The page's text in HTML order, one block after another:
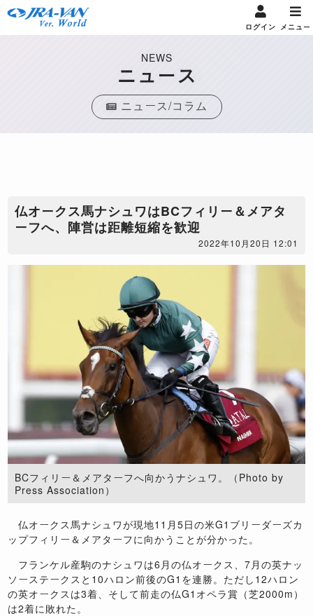
ログイン メニュー
NEWS
ニュース
ニュース/コラム
仏オークス馬ナシュワはBCフィリー＆メアタ
ーフへ、陣営は距離短縮を歓迎
2022年10月20日 12:01
BCフィリー＆メアターフへ向かうナシュワ。（Photo by
Press Association）
仏オークス馬ナシュワが現地11月5日の米G1ブリーダーズカ
ップフィリー＆メアターフに向かうことが分かった。
フランケル産駒のナシュワは6月の仏オークス、7月の英ナッ
ソーステークスと10ハロン前後のG1を連勝。ただし12ハロン
の英オークスは3着、そして前走の仏G1オペラ賞（芝2000m）
は2着に敗れた。